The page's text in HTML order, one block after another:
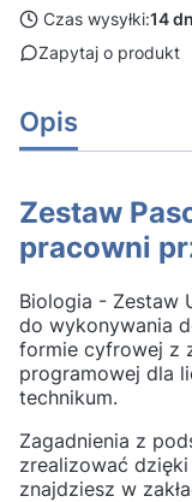
Czas wysyłki:14
Zapytaj o produkt
Opis
Zestaw
pracowni
Biologia - Zestaw
do wykonywania
formie cyfrowej z
programowej dla
technikum.
Zagadnienia z
zrealizować
znajdziesz w